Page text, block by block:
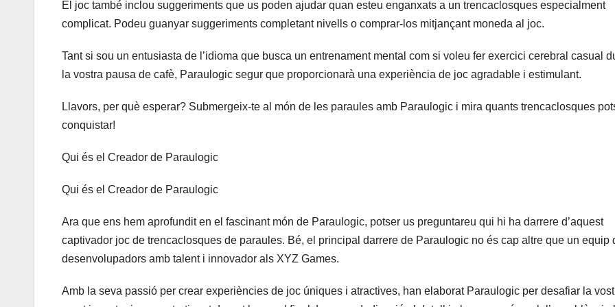
El joc també inclou suggeriments que us poden ajudar quan esteu enganxats a un trencaclosques especialment
complicat. Podeu guanyar suggeriments completant nivells o comprar-los mitjançant moneda al joc.
Tant si sou un entusiasta de l’idioma que busca un entrenament mental com si voleu fer exercici cerebral casual
la vostra pausa de cafè, Paraulogic segur que proporcionarà una experiència de joc agradable i estimulant.
Llavors, per què esperar? Submergeix-te al món de les paraules amb Paraulogic i mira quants trencaclosques
conquistar!
Qui és el Creador de Paraulogic
Qui és el Creador de Paraulogic
Ara que ens hem aprofundit en el fascinant món de Paraulogic, potser us preguntareu qui hi ha darrere d’aquest
captivador joc de trencaclosques de paraules. Bé, el principal darrere de Paraulogic no és cap altre que un equip
desenvolupadors amb talent i innovador als XYZ Games.
Amb la seva passió per crear experiències de joc úniques i atractives, han elaborat Paraulogic per desafiar la